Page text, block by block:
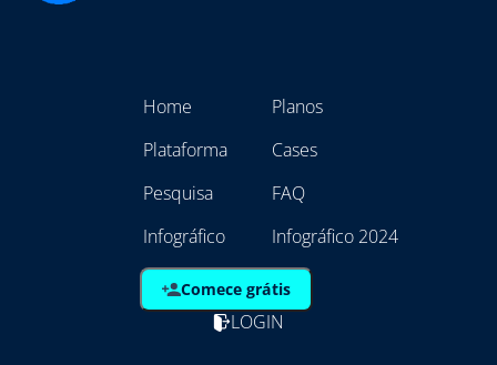
Home
Plataforma
Pesquisa
Infográfico
Planos
Cases
FAQ
Infográfico 2024
Comece grátis
LOGIN